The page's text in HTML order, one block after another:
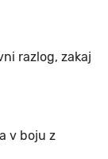
razlog, zakaj
v boju z